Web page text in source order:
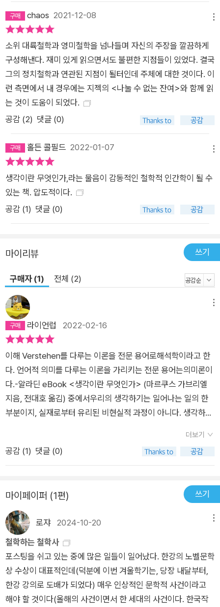
를 규정하는 능력을 가진 존재라는 점에서 독특하다. 인간상은 우
리의 삶을 어떻게 꾸려 갈 것인지 큰 그림을 그리게 해 준다. 우리
가 어떤 가치를 중요하게 생각하는가는 역사와 문화의 영향을 받
아 형성되며 시대와 상황에 따라 변화한다. 따라서 기술은 인간의
생각하는 능력을 모방할 수 없다. 이 책에서 가브리엘은 〈인간은
동물이 아니기를 의지하는 동물이다〉라고 말한다. 이를 위해 우
리는 모든 사람이 인권을 온전히 보유하고 자기 결정을 실행할 수
있는 지위에 도달하는 데 필요한 조건들을 갖춰야 한다고 제안한
다. 이 능력이 도덕의 원천이다. 가브리엘은 기술의 진보를 부정
하지 않는다. 다만 기술이 모든 것을 해결해 줄 것이라는 믿음을
경계한다. 그러한 사유 오류는 인간에게, 기타 생물들에게, 또한
우리의 환경에 파괴적인 영향을 미치기 때문이다. 〈우리의 인간
적인 너무나 인간적인 생각감각과의 접촉을 긴급히 재건할 때
다.〉
chaos 2021-12-08
소위 대륙철학과 영미철학을 넘나들며 자신의 주장을 깔끔하게
구성해낸다. 재미 있게 읽으면서도 불편한 지점들이 있었다. 결국
그의 정치철학과 연관된 지점이 될터인데 주체에 대한 것이다. 이
런 측면에서 내 경우에는 지젝의 <나눌 수 없는 잔여>와 함께 읽
는 것이 도움이 되었다.
공감 (2) 댓글 (0)
홀든 콜필드 2022-01-07
생각이란 무엇인가,라는 물음이 감동적인 철학적 인간학이 될 수
있는 책. 압도적이다.
공감 (1) 댓글 (0)
마이리뷰 쓰기
구매자 (1) 전체 (2)
라이언럽 2022-02-16
이해 Verstehen를 다루는 이론을 전문 용어로해석학이라고 한
다. 언어적 의미를 다루는 이론을 가리키는 전문 용어는의미론이
다.-알라딘 eBook <생각이란 무엇인가> (마르쿠스 가브리엘
지음, 전대호 옮김) 중에서우리의 생각하기는 일어나는 일의 한
부분이지, 실재로부터 유리된 비현실적 과정이 아니다. 생각하기
인가> (마르쿠스 가브리엘 지음, 전대호 옮김) 중에서그렇기 때
문에 심층심리학은 출범할 때부터 인간의 정신적 삶에 관한 단서
들을 우리 조상들이 남긴 고고학적 증거들에서, 특히 우리 조상들
의 이야기 패턴들에서 찾아 왔다.-알라딘 eBook <생각이란 무
엇인가> (마르쿠스 가브리엘 지음, 전대호 옮김) 중에서
더보기
공감 (1) 댓글 (0)
마이페이퍼 (1편) 쓰기
로쟈2024-10-20
철학하는 철학사
포스팅을 쉬고 있는 중에 많은 일들이 일어났다. 한강의 노벨문학
상 수상이 대표적인데(덕분에 이번 겨울학기는, 당장 내달부터,
한강 강의로 도배가 되었다) 매우 인상적인 문학적 사건이라고
해야 할 것이다(올해의 사건이면서 한 세대의 사건이다. 한국작